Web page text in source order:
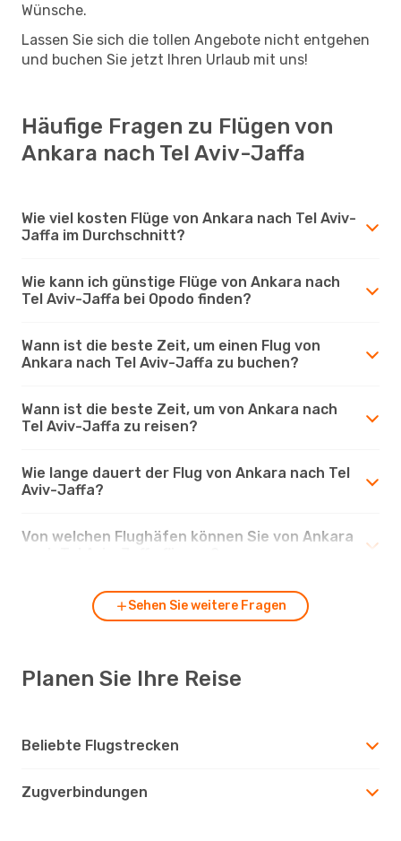
Wünsche.
Lassen Sie sich die tollen Angebote nicht entgehen
und buchen Sie jetzt Ihren Urlaub mit uns!
Häufige Fragen zu Flügen von
Ankara nach Tel Aviv-Jaffa
Wie viel kosten Flüge von Ankara nach Tel Aviv-
Jaffa im Durchschnitt?
Wie kann ich günstige Flüge von Ankara nach
Tel Aviv-Jaffa bei Opodo finden?
Wann ist die beste Zeit, um einen Flug von
Ankara nach Tel Aviv-Jaffa zu buchen?
Wann ist die beste Zeit, um von Ankara nach
Tel Aviv-Jaffa zu reisen?
Wie lange dauert der Flug von Ankara nach Tel
Aviv-Jaffa?
Von welchen Flughäfen können Sie von Ankara
Sehen Sie weitere Fragen
Planen Sie Ihre Reise
Beliebte Flugstrecken
Zugverbindungen